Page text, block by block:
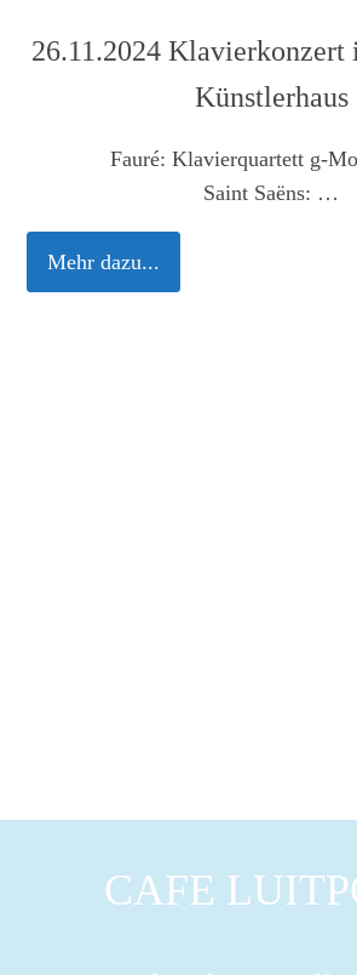
26.11.2024 Klavierkonzert
Künstlerhaus
Fauré: Klavierquartett g-
Saint Saëns: …
Mehr dazu...
CAFE